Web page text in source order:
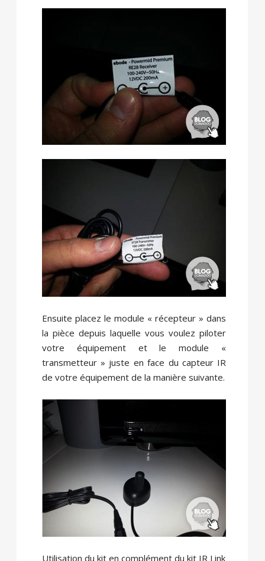
Ensuite placez le module « récepteur » dans
la pièce depuis laquelle vous voulez piloter
votre équipement et le module «
transmetteur » juste en face du capteur IR
de votre équipement de la manière suivante.
Utilisation du kit en complément du kit IR Link